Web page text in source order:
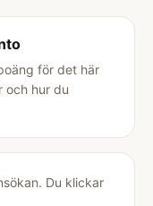
för det här
och hur du
Du klickar